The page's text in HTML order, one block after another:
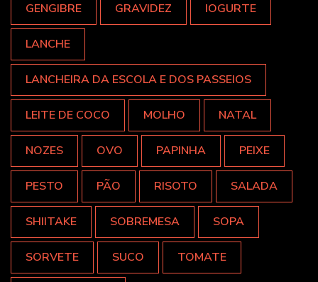
GENGIBRE GRAVIDEZ IOGURTE
LANCHE
LANCHEIRA DA ESCOLA E DOS PASSEIOS
LEITE DE COCO MOLHO NATAL
NOZES OVO PAPINHA PEIXE
PESTO PÃO RISOTO SALADA
SHIITAKE SOBREMESA SOPA
SORVETE SUCO TOMATE